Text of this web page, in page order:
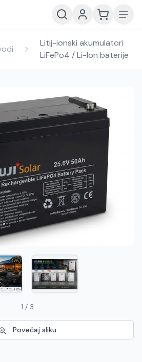
EN English
ME Crnogorski
Litij-ionski akumulatori
LiFePo4 / Li-Ion baterije
1 / 3
Povećaj sliku